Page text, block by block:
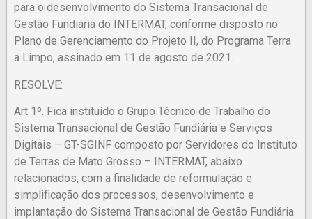
para o desenvolvimento do Sistema Transacional de
Gestão Fundiária do INTERMAT, conforme disposto no
Plano de Gerenciamento do Projeto II, do Programa Terra
a Limpo, assinado em 11 de agosto de 2021.
RESOLVE:
Art 1º. Fica instituído o Grupo Técnico de Trabalho do
Sistema Transacional de Gestão Fundiária e Serviços
Digitais – GT-SGINF composto por Servidores do Instituto
de Terras de Mato Grosso – INTERMAT, abaixo
relacionados, com a finalidade de reformulação e
simplificação dos processos, desenvolvimento e
implantação do Sistema Transacional de Gestão Fundiária